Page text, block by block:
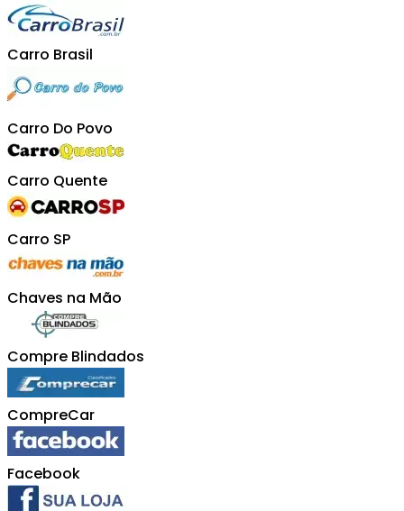
Carro Brasil
Carro Do Povo
Carro Quente
Carro SP
Chaves na Mão
Compre Blindados
CompreCar
Facebook